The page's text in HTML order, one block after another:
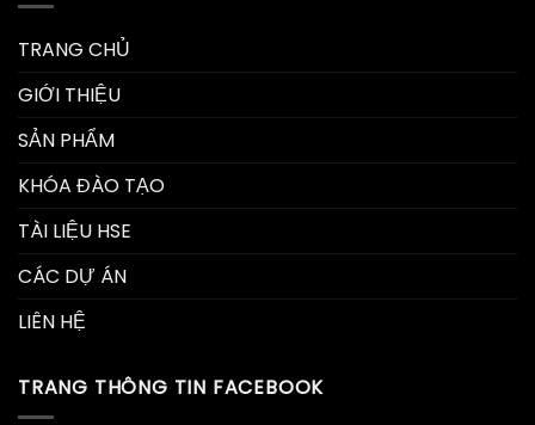
TRANG CHỦ
GIỚI THIỆU
SẢN PHẨM
KHÓA ĐÀO TẠO
TÀI LIỆU HSE
CÁC DỰ ÁN
LIÊN HỆ
TRANG THÔNG TIN FACEBOOK